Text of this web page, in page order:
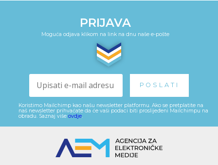
PRIJAVA
Moguća odjava klikom na link na dnu naše e-pošte
Koristimo Mailchimp kao našu newsletter platformu. Ako se pretplatite na
naš newsletter prihvaćate da će vaši podaci biti proslijeđeni Mailchimpu na
obradu. Saznaj više ovdje